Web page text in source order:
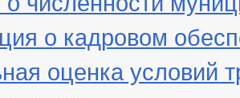
о кадровом
оценка условий